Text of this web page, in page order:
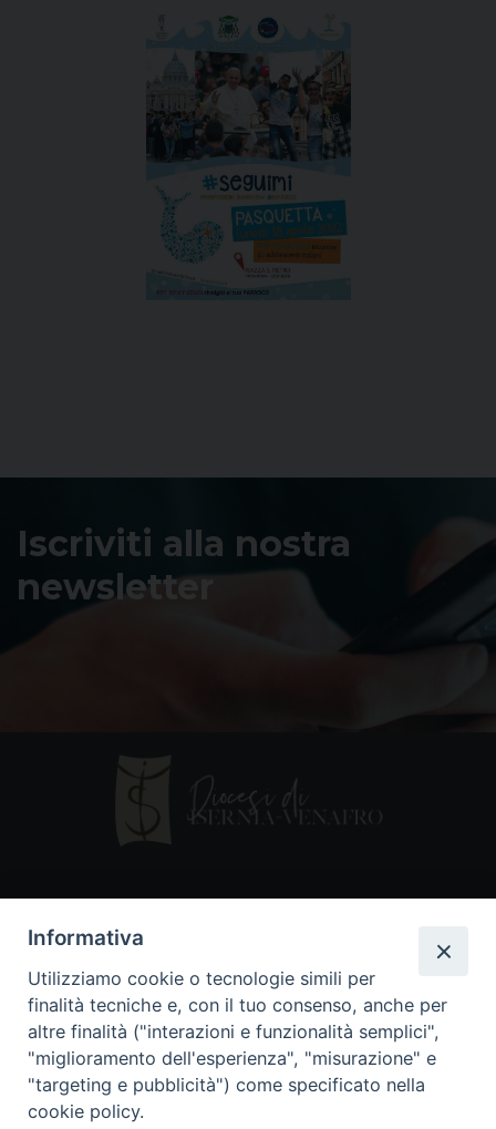
Iscriviti alla nostra
newsletter
86170 Isernia
086550849
segreteria@diocesiiserniavenafro.it
I nostri social
Informativa
Utilizziamo cookie o tecnologie simili per
finalità tecniche e, con il tuo consenso, anche per
altre finalità ("interazioni e funzionalità semplici",
"miglioramento dell'esperienza", "misurazione" e
"targeting e pubblicità") come specificato nella
cookie policy.